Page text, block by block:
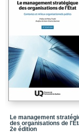
Le management
des organisations de
2e édition